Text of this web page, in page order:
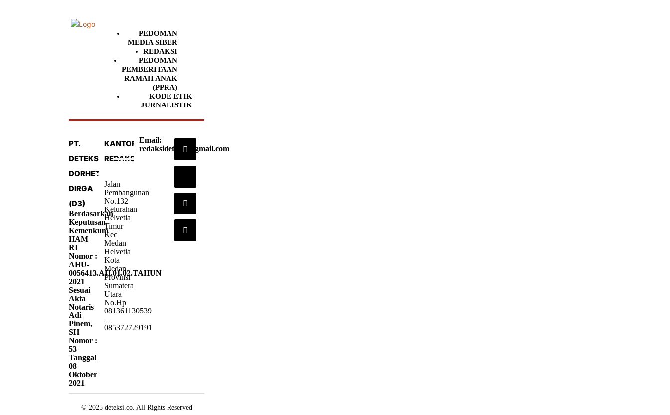
PEDOMAN
MEDIA SIBER
REDAKSI
PEDOMAN
PEMBERITAAN
RAMAH ANAK
(PPRA)
KODE ETIK
JURNALISTIK
PT.
DETEKSI
DORHETA
DIRGA
(D3)
Berdasarkan
Keputusan
Kemenkum
HAM
RI
Nomor :
AHU-
0056413.AH.01.02.TAHUN
2021
Sesuai
Akta
Notaris
Adi
Pinem,
SH
Nomor :
53
Tanggal
08
Oktober
2021
KANTOR
REDAKSI
Jalan
Pembangunan
No.132
Kelurahan
Helvetia
Timur
Kec
Medan
Helvetia
Kota
Medan
Provinsi
Sumatera
Utara
No.Hp
081361130539
–
085372729191
Email:
redaksideteksi@gmail.com
© 2025 deteksi.co. All Rights Reserved